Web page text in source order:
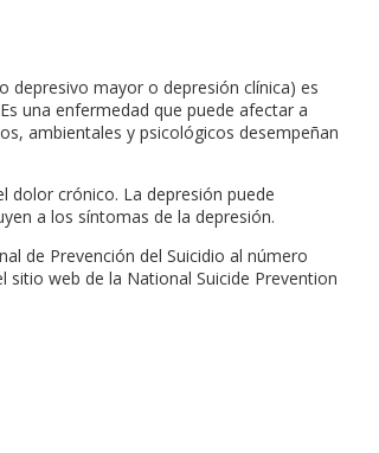
mayor o depresión clínica) es
una enfermedad que puede afectar a
ambientales y psicológicos desempeñan
dolor crónico. La depresión puede
a los síntomas de la depresión.
de Prevención del Suicidio al número
sitio web de la National Suicide Prevention